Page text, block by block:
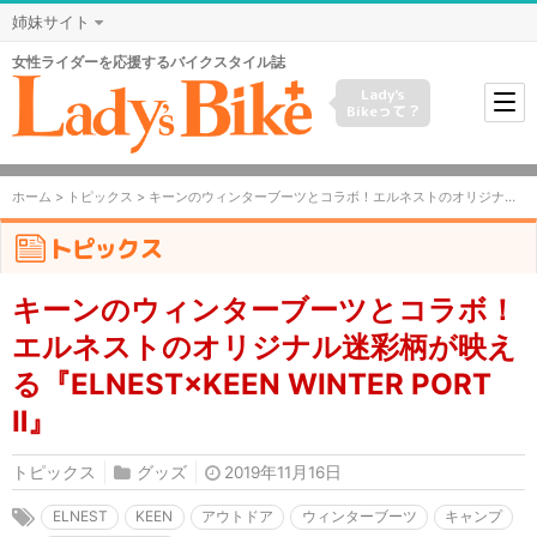
姉妹サイト
女性ライダーを応援するバイクスタイル誌
Lady's
Bikeって？
ホーム > トピックス > キーンのウィンターブーツとコラボ！エルネストのオリジナル迷彩柄が映える『ELNEST×KEEN WINTER PORT Ⅱ』
トピックス
キーンのウィンターブーツとコラボ！
エルネストのオリジナル迷彩柄が映え
る『ELNEST×KEEN WINTER PORT
Ⅱ』
トピックス グッズ 2019年11月16日
ELNEST KEEN アウトドア ウィンターブーツ
キャンプ